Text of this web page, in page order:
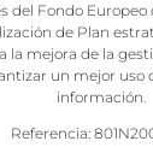
del Fondo Europeo
de Plan
la mejora de la
un mejor uso
información.
Referencia: